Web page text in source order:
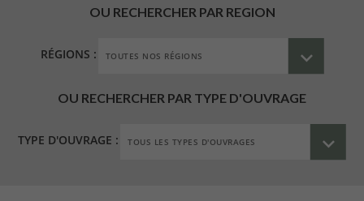
OU RECHERCHER PAR REGION
RÉGIONS :
OU RECHERCHER PAR TYPE D'OUVRAGE
TYPE D'OUVRAGE :